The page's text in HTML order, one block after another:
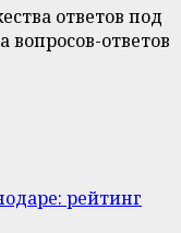
ответов под
ответов
рейтинг